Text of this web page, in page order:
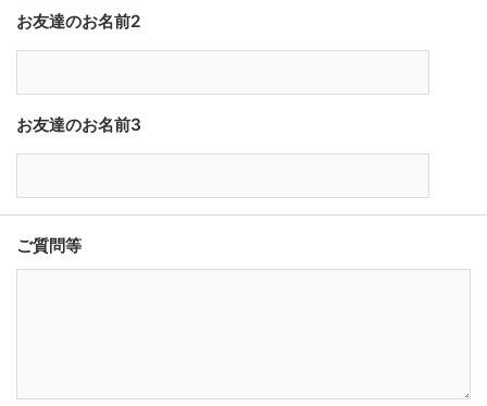
お友達のお名前2
お友達のお名前3
ご質問等